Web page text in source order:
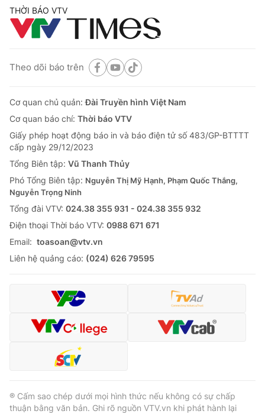
THỜI BÁO VTV
Theo dõi báo trên
Cơ quan chủ quản:Đài Truyền hình Việt Nam
Cơ quan báo chí: Thời báo VTV
Giấy phép hoạt động báo in và báo điện tử số 483/GP-BTTTT
cấp ngày 29/12/2023
Tổng Biên tập: Vũ Thanh Thủy
Phó Tổng Biên tập: Nguyễn Thị Mỹ Hạnh, Phạm Quốc Thắng,
Nguyễn Trọng Ninh
Tổng đài VTV: 024.38 355 931 - 024.38 355 932
Ðiện thoại Thời báo VTV: 0988 671 671
Email: toasoan@vtv.vn
Liên hệ quảng cáo: (024) 626 79595
® Cấm sao chép dưới mọi hình thức nếu không có sự chấp
thuận bằng văn bản. Ghi rõ nguồn VTV.vn khi phát hành lại